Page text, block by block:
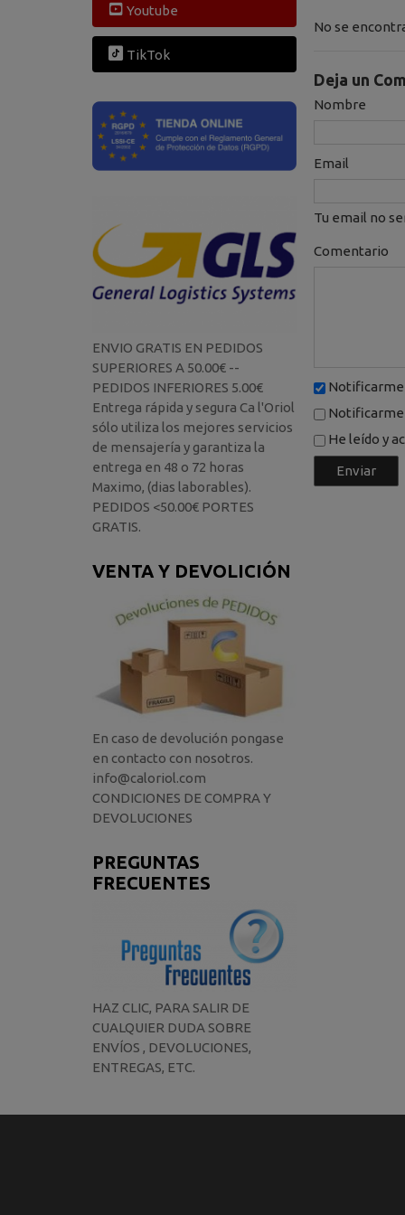
Youtube
TikTok
ENVIO GRATIS EN PEDIDOS
SUPERIORES A 50.00€ --
PEDIDOS INFERIORES 5.00€
Entrega rápida y segura Ca l'Oriol
sólo utiliza los mejores servicios
de mensajería y garantiza la
entrega en 48 o 72 horas
Maximo, (dias laborables).
PEDIDOS <50.00€ PORTES
GRATIS.
VENTA Y DEVOLICIÓN
En caso de devolución pongase
en contacto con nosotros.
info@caloriol.com
CONDICIONES DE COMPRA Y
DEVOLUCIONES
PREGUNTAS
FRECUENTES
HAZ CLIC, PARA SALIR DE
CUALQUIER DUDA SOBRE
ENVÍOS , DEVOLUCIONES,
ENTREGAS, ETC.
No se
Deja un
Nombre
Email
Tu email no
Comentario
Notificarme
Notificarme
He leído y